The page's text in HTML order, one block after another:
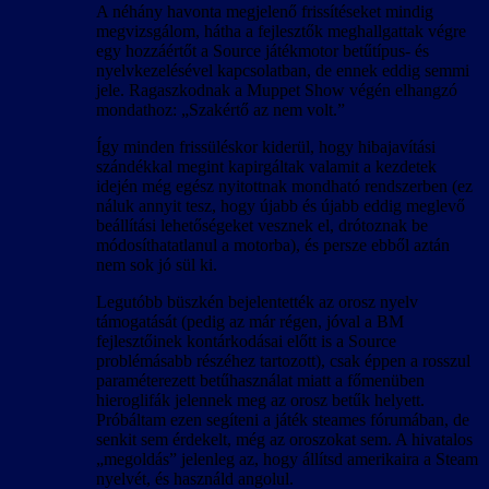
A néhány havonta megjelenő frissítéseket mindig
megvizsgálom, hátha a fejlesztők meghallgattak végre
egy hozzáértőt a Source játékmotor betűtípus- és
nyelvkezelésével kapcsolatban, de ennek eddig semmi
jele. Ragaszkodnak a Muppet Show végén elhangzó
mondathoz: „Szakértő az nem volt.”
Így minden frissüléskor kiderül, hogy hibajavítási
szándékkal megint kapirgáltak valamit a kezdetek
idején még egész nyitottnak mondható rendszerben (ez
náluk annyit tesz, hogy újabb és újabb eddig meglevő
beállítási lehetőségeket vesznek el, drótoznak be
módosíthatatlanul a motorba), és persze ebből aztán
nem sok jó sül ki.
Legutóbb büszkén bejelentették az orosz nyelv
támogatását (pedig az már régen, jóval a BM
fejlesztőinek kontárkodásai előtt is a Source
problémásabb részéhez tartozott), csak éppen a rosszul
paraméterezett betűhasználat miatt a főmenüben
hieroglifák jelennek meg az orosz betűk helyett.
Próbáltam ezen segíteni a játék steames fórumában, de
senkit sem érdekelt, még az oroszokat sem. A hivatalos
„megoldás” jelenleg az, hogy állítsd amerikaira a Steam
nyelvét, és használd angolul.